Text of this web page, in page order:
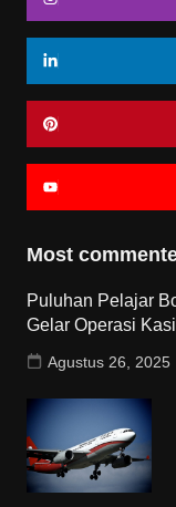
Most
Puluhan Pelajar
Gelar Operasi
Agustus 26, 2025